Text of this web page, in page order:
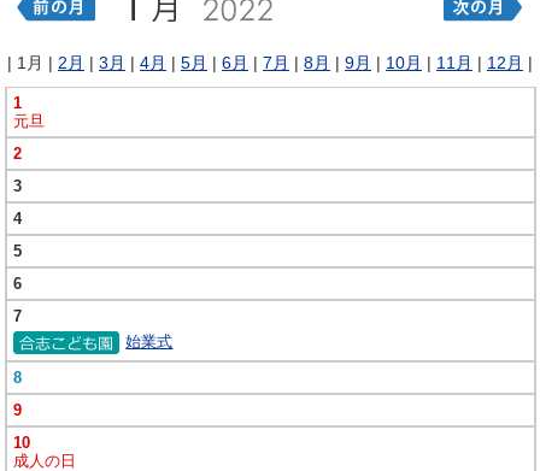
| 1月 | 2月 | 3月 | 4月 | 5月 | 6月 | 7月 | 8月 | 9月 | 10月 | 11月 | 12月 |
1
元旦
2
3
4
5
6
7
始業式
8
9
10
成人の日